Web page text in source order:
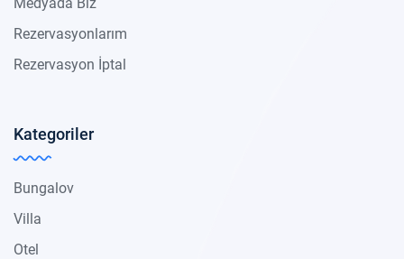
Rezervasyonlarım
Rezervasyon İptal
Kategoriler
Bungalov
Villa
Otel